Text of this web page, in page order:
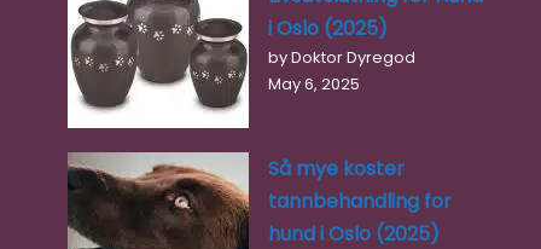
i Oslo (2025)
by Doktor Dyregod
May 6, 2025
Så mye koster
tannbehandling for
hund i Oslo (2025)